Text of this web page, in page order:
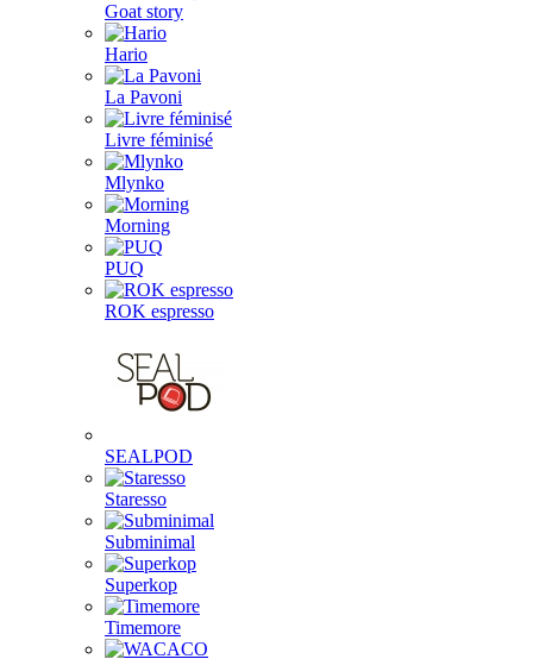
Goat story
Hario
La Pavoni
Livre féminisé
Mlynko
Morning
PUQ
ROK espresso
SEALPOD
Staresso
Subminimal
Superkop
Timemore